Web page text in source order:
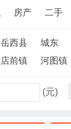
房产 二手
岳西县 城东
店前镇 河图镇
(元)